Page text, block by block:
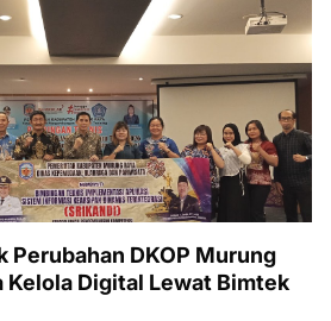
Perubahan DKOP Murung
Kelola Digital Lewat Bimtek